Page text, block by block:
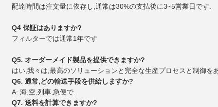
配達時間は注文量に依存し,通常は30%の支払後に3~5営業日です.
Q4 保証はありますか?
フィルターでは通常1年です
Q5. オーダーメイド製品を提供できますか?
はい,我々は,最高のソリューションと完全な生産プロセスと制御
Q6. 通常,どの輸送手段を供給しますか?
A: 海,空,列車,急便で.
Q7. 送料を計算できますか?